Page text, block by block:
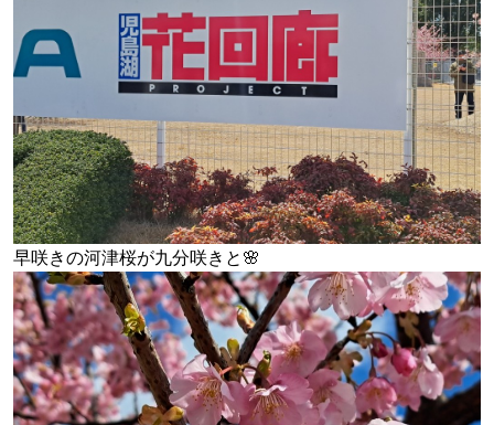
早咲きの河津桜が九分咲きと🌸